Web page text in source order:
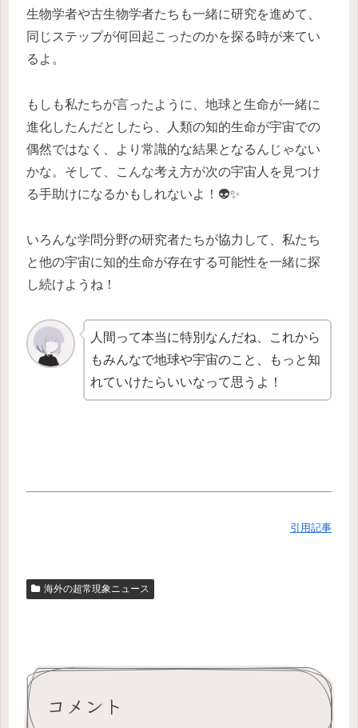
生物学者や古生物学者たちも一緒に研究を進めて、
同じステップが何回起こったのかを探る時が来てい
るよ。
もしも私たちが言ったように、地球と生命が一緒に
進化したんだとしたら、人類の知的生命が宇宙での
偶然ではなく、より常識的な結果となるんじゃない
かな。そして、こんな考え方が次の宇宙人を見つけ
る手助けになるかもしれないよ！👽✨
いろんな学問分野の研究者たちが協力して、私たち
と他の宇宙に知的生命が存在する可能性を一緒に探
し続けようね！
人間って本当に特別なんだね、これから
もみんなで地球や宇宙のこと、もっと知
れていけたらいいなって思うよ！
引用記事
海外の超常現象ニュース
コメント